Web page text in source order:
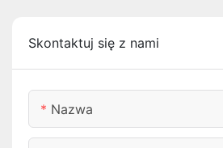
Skontaktuj się z nami
Nazwa